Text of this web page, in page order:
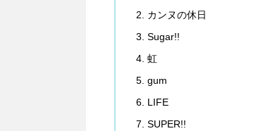
カンヌの休日
Sugar!!
虹
gum
LIFE
SUPER!!